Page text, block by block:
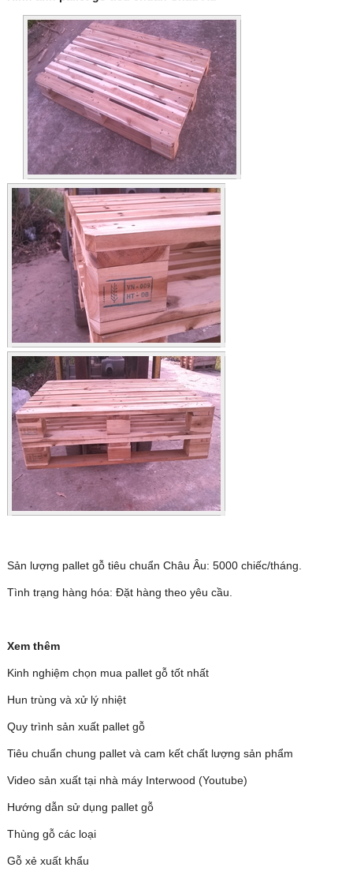
Sản lượng pallet gỗ tiêu chuẩn Châu Âu: 5000 chiếc/tháng.
Tình trạng hàng hóa: Đặt hàng theo yêu cầu.
Xem thêm
Kinh nghiệm chọn mua pallet gỗ tốt nhất
Hun trùng và xử lý nhiệt
Quy trình sản xuất pallet gỗ
Tiêu chuẩn chung pallet và cam kết chất lượng sản phẩm
Video sản xuất tại nhà máy Interwood (Youtube)
Hướng dẫn sử dụng pallet gỗ
Thùng gỗ các loại
Gỗ xẻ xuất khẩu